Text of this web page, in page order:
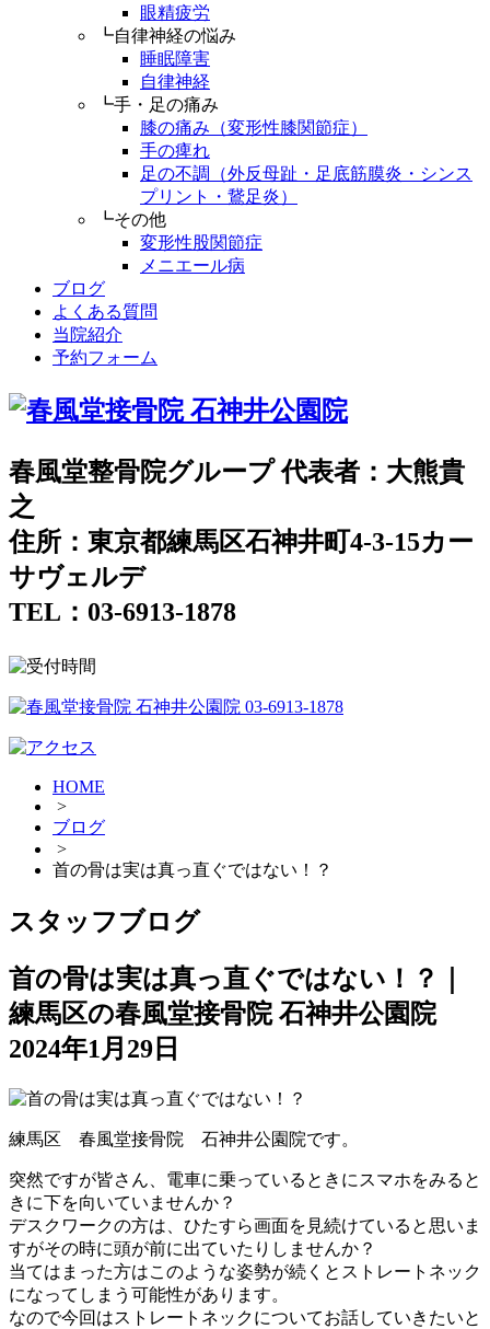
眼精疲労
┗自律神経の悩み
睡眠障害
自律神経
┗手・足の痛み
膝の痛み（変形性膝関節症）
手の痺れ
足の不調（外反母趾・足底筋膜炎・シンス
プリント・鵞足炎）
┗その他
変形性股関節症
メニエール病
ブログ
よくある質問
当院紹介
予約フォーム
春風堂整骨院グループ 代表者：大熊貴
之
住所：東京都練馬区石神井町4-3-15カー
サヴェルデ
TEL：03-6913-1878
HOME
>
ブログ
>
首の骨は実は真っ直ぐではない！？
スタッフブログ
首の骨は実は真っ直ぐではない！？｜
練馬区の春風堂接骨院 石神井公園院
2024年1月29日
練馬区 春風堂接骨院 石神井公園院です。
突然ですが皆さん、電車に乗っているときにスマホをみると
きに下を向いていませんか？
デスクワークの方は、ひたすら画面を見続けていると思いま
すがその時に頭が前に出ていたりしませんか？
当てはまった方はこのような姿勢が続くとストレートネック
になってしまう可能性があります。
なので今回はストレートネックについてお話していきたいと